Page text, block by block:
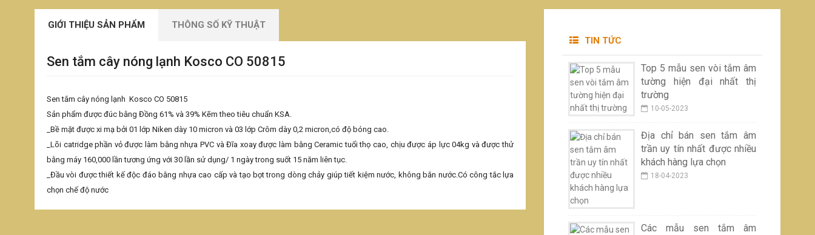
GIỚI THIỆU SẢN PHẨM THÔNG SỐ KỸ THUẬT
Sen tắm cây nóng lạnh Kosco CO 50815
Sen tắm cây nóng lạnh Kosco CO 50815
Sản phẩm được đúc bằng Đồng 61% và 39% Kẽm theo tiêu chuẩn KSA.
_Bề mặt được xi mạ bởi 01 lớp Niken dày 10 micron và 03 lớp Crôm dày 0,2 micron,có độ bóng cao.
_Lõi catridge phần vỏ được làm bằng nhựa PVC và Đĩa xoay được làm bằng Ceramic tuổi thọ cao, chịu được áp lực 04kg và được thử
bằng máy 160,000 lần tương ứng với 30 lần sử dụng/ 1 ngày trong suốt 15 năm liên tục.
_Đầu vòi được thiết kế độc đáo bằng nhựa cao cấp và tạo bọt trong dòng chảy giúp tiết kiệm nước, không bắn nước.Có công tắc lựa
chọn chế độ nước
TIN TỨC
Top 5 mẫu sen vòi tắm âm
tường hiện đại nhất thị
trường
10-05-2023
Địa chỉ bán sen tắm âm
trần uy tín nhất được nhiều
khách hàng lựa chọn
18-04-2023
Các mẫu sen tắm âm